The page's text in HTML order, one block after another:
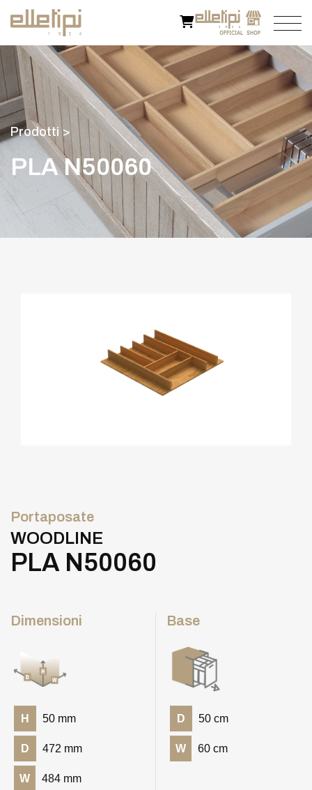
Prodotti >
PLAN50060
Portaposate
WOODLINE
PLA N50060
Dimensioni
H 50 mm
D 472 mm
W 484 mm
Base
D 50 cm
W 60 cm